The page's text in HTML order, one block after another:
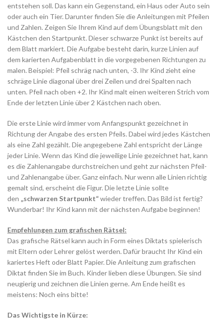
entstehen soll. Das kann ein Gegenstand, ein Haus oder Auto sein
oder auch ein Tier. Darunter finden Sie die Anleitungen mit Pfeilen
und Zahlen. Zeigen Sie Ihrem Kind auf dem Übungsblatt mit den
Kästchen den Startpunkt. Dieser schwarze Punkt ist bereits auf
dem Blatt markiert. Die Aufgabe besteht darin, kurze Linien auf
dem karierten Aufgabenblatt in die vorgegebenen Richtungen zu
malen. Beispiel: Pfeil schräg nach unten, -3. Ihr Kind zieht eine
schräge Linie diagonal über drei Zeilen und drei Spalten nach
unten. Pfeil nach oben +2. Ihr Kind malt einen weiteren Strich vom
Ende der letzten Linie über 2 Kästchen nach oben.
Die erste Linie wird immer vom Anfangspunkt gezeichnet in
Richtung der Angabe des ersten Pfeils. Dabei wird jedes Kästchen
als eine Zahl gezählt. Die angegebene Zahl entspricht der Länge
jeder Linie. Wenn das Kind die jeweilige Linie gezeichnet hat, kann
es die Zahlenangabe durchstreichen und geht zur nächsten Pfeil-
und Zahlenangabe über. Ganz einfach. Nur wenn alle Linien richtig
gemalt sind, erscheint die Figur. Die letzte Linie sollte
den „schwarzen Startpunkt“wieder treffen. Das Bild ist fertig?
Wunderbar! Ihr Kind kann mit der nächsten Aufgabe beginnen!
Empfehlungen zum grafischen Rätsel:
Das grafische Rätsel kann auch in Form eines Diktats spielerisch
mit Eltern oder Lehrer gelöst werden. Dafür braucht Ihr Kind ein
kariertes Heft oder Blatt Papier. Die Anleitung zum grafischen
Diktat finden Sie im Buch. Kinder lieben diese Übungen. Sie sind
neugierig und zeichnen die Linien gerne. Am Ende heißt es
meistens: Noch eins bitte!
Das Wichtigste in Kürze: